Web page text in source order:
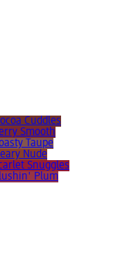
Cuddles
Smooth
Taupe
Nude
Snuggles
Plum